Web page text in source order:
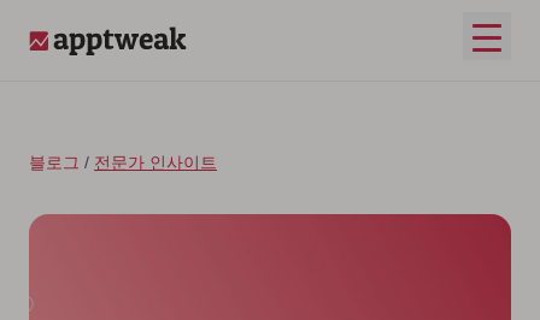
메인
블로그 / 전문가 인사이트